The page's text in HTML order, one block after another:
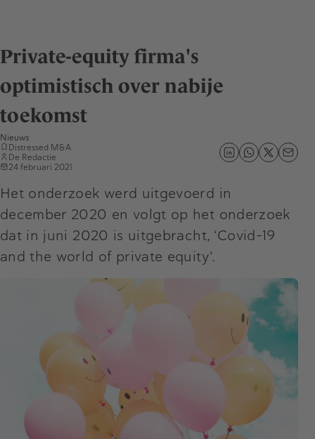
Private-equity firma's
optimistisch over nabije
toekomst
Nieuws
Distressed M&A
De Redactie
24 februari 2021
Het onderzoek werd uitgevoerd in
december 2020 en volgt op het onderzoek
dat in juni 2020 is uitgebracht, ‘Covid-19
and the world of private equity'.